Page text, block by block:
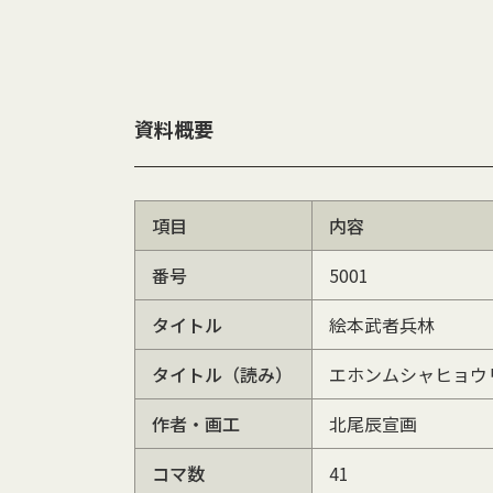
資料概要
項目
内容
番号
5001
タイトル
絵本武者兵林
タイトル（読み）
エホンムシャヒョウ
作者・画工
北尾辰宣画
コマ数
41